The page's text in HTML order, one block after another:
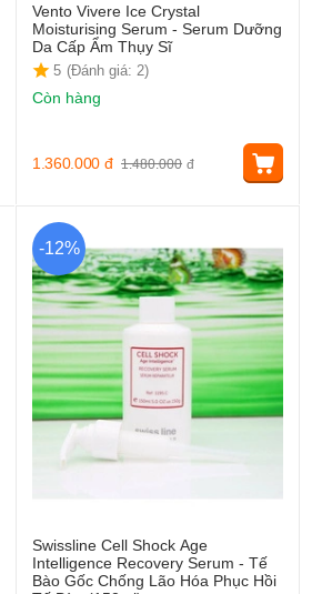
Vento Vivere Ice Crystal
Moisturising Serum - Serum Dưỡng
Da Cấp Ẩm Thụy Sĩ
5 (Đánh giá: 2)
Còn hàng
1.480.000 đ
1.360.000 đ
-12%
Swissline Cell Shock Age
Intelligence Recovery Serum - Tế
Bào Gốc Chống Lão Hóa Phục Hồi